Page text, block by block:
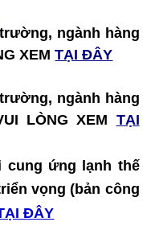
ngành hàng
XEMTẠI ĐÂY
ngành hàng
LÒNG XEM TẠI
cung ứng lạnh thế
vọng (bản công
ĐÂY